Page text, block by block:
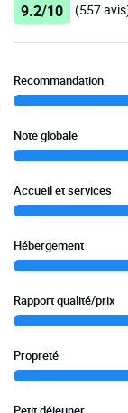
9.2/10 (557
Recommandation
Note globale
Accueil et services
Hébergement
Rapport qualité/prix
Propreté